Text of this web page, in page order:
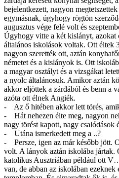
bejelentkezett, nagyon
egymásnak, úgyhogy rögtön
augusztus vége felé volt és
Úgyhogy vitte a két kislányt, azokat
általános iskolások voltak. Ott éltek
nagyon szerették ott, aztán
németet és a kislányok is. Ott
a magyar osztályt és a vizsgákat
a nyolc általánosuk. Amikor aztán
akkor eljöttek a zárdából és benn a
azóta ott élnek Angiék.
- Az ő hitében akkor lett törés,
- Hát nehezen élte meg, nagyon
nagy törést kapott, nagy csalódások
- Utána ismerkedett meg a ..?
- Persze, igen az már később jött.
volt. A lányok aztán iskolába jártak.
katolikus Ausztriában például ott
van, de abban az iskolában